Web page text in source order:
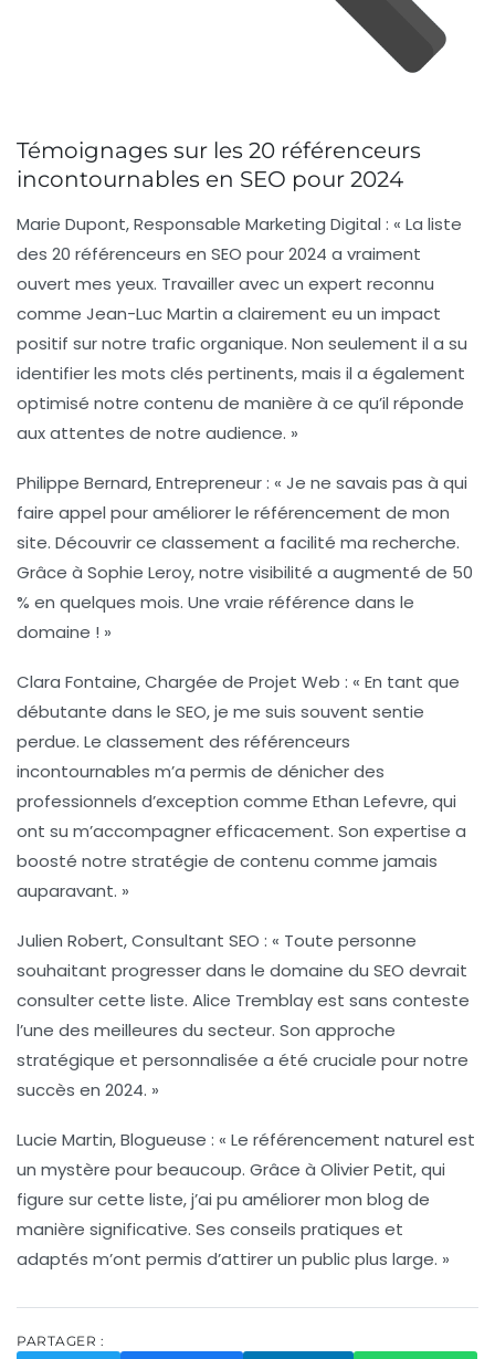
Témoignages sur les 20 référenceurs
incontournables en SEO pour 2024
Marie Dupont, Responsable Marketing Digital : « La liste
des 20 référenceurs en SEO pour 2024 a vraiment
ouvert mes yeux. Travailler avec un expert reconnu
comme Jean-Luc Martin a clairement eu un impact
positif sur notre trafic organique. Non seulement il a su
identifier les mots clés pertinents, mais il a également
optimisé notre contenu de manière à ce qu’il réponde
aux attentes de notre audience. »
Philippe Bernard, Entrepreneur : « Je ne savais pas à qui
faire appel pour améliorer le référencement de mon
site. Découvrir ce classement a facilité ma recherche.
Grâce à Sophie Leroy, notre visibilité a augmenté de 50
% en quelques mois. Une vraie référence dans le
domaine ! »
Clara Fontaine, Chargée de Projet Web : « En tant que
débutante dans le SEO, je me suis souvent sentie
perdue. Le classement des référenceurs
incontournables m’a permis de dénicher des
professionnels d’exception comme Ethan Lefevre, qui
ont su m’accompagner efficacement. Son expertise a
boosté notre stratégie de contenu comme jamais
auparavant. »
Julien Robert, Consultant SEO : « Toute personne
souhaitant progresser dans le domaine du SEO devrait
consulter cette liste. Alice Tremblayest sans conteste
l’une des meilleures du secteur. Son approche
stratégique et personnalisée a été cruciale pour notre
succès en 2024. »
Lucie Martin, Blogueuse : « Le référencement naturel est
un mystère pour beaucoup. Grâce à Olivier Petit, qui
figure sur cette liste, j’ai pu améliorer mon blog de
manière significative. Ses conseils pratiques et
adaptés m’ont permis d’attirer un public plus large. »
PARTAGER :